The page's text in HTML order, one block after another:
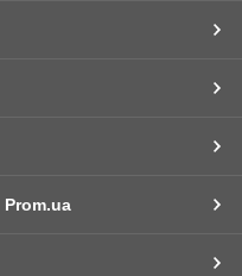
Prom.ua